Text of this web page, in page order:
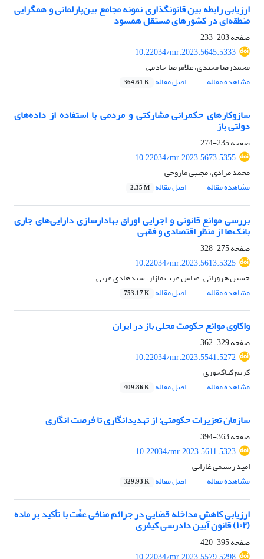
ارزیابی رابطه بین قانونگذاری نمونه مجامع بین‌پارلمانی و همگرایی
منطقه‌ای در کشورهای مستقل همسود
صفحه203-233
10.22034/mr.2023.5645.5333
محمدرضا مجیدی، غلامرضا خادمی
مشاهده مقاله
اصل مقاله 364.61 K
سازوکارهای حکمرانی مشارکتی و مردمی با استفاده از داده‌های
دولتی باز
صفحه235-274
10.22034/mr.2023.5673.5355
محمد مرادی، مجتبی مازوچی
مشاهده مقاله
اصل مقاله 2.35 M
بررسی موانع قانونی و اجرایی اوراق بهادارسازی دارایی‌های جاری
بانک‌ها از منظر اقتصادی و فقهی
صفحه275-328
10.22034/mr.2023.5613.5325
حسین هرورانی، عباس عرب مازار، سیدهادی عربی
مشاهده مقاله
اصل مقاله 753.17 K
واکاوی موانع حکومت محلی باز در ایران
صفحه329-362
10.22034/mr.2023.5541.5272
کریم کیاکجوری
مشاهده مقاله
اصل مقاله 409.86 K
سازمان تعزیرات حکومتی: از تهدیدانگاری تا فرصت انگاری
صفحه363-394
10.22034/mr.2023.5611.5323
امید رستمی غازانی
مشاهده مقاله
اصل مقاله 329.93 K
ارزیابی کاهش مداخله قضایی در جرائم منافی عفّت با تأکید بر ماده
(۱۰۲) قانون آیین دادرسی کیفری
صفحه395-420